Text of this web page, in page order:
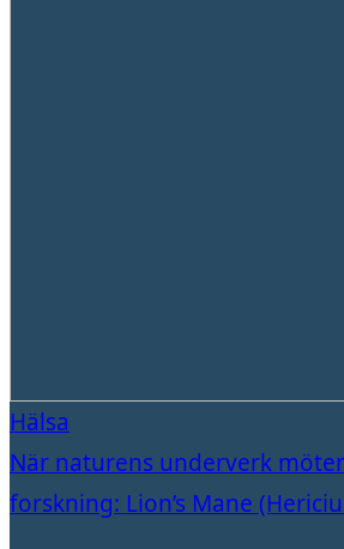
Hälsa
När naturens underverk
forskning: Lion’s Mane